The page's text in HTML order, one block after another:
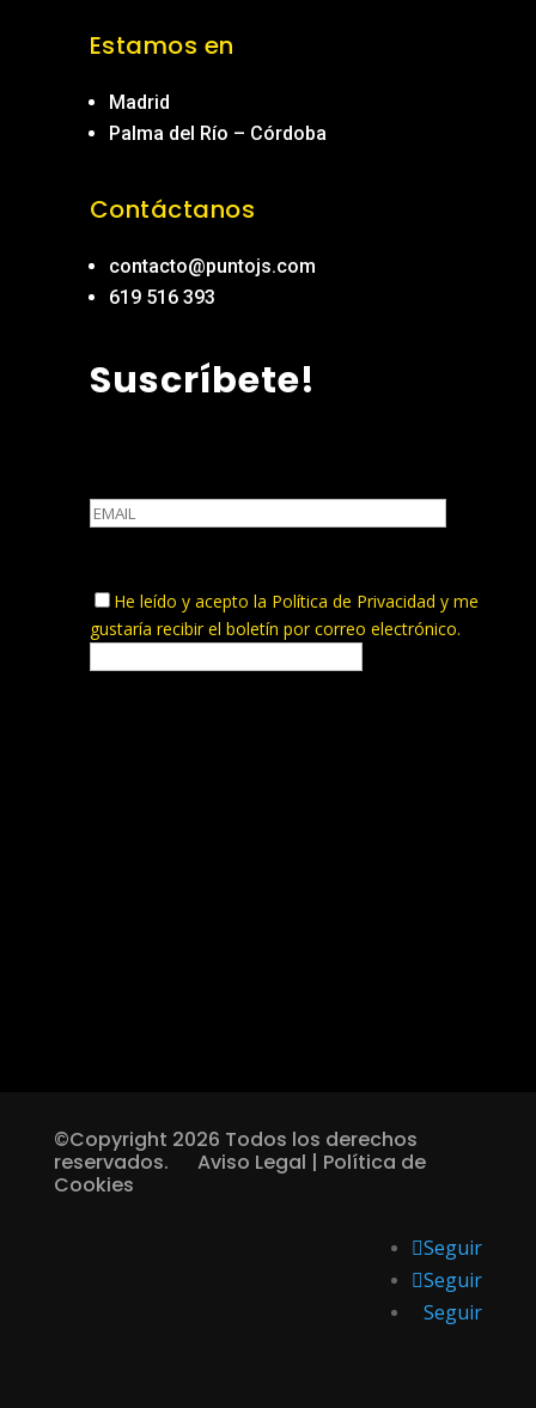
Estamos en
Madrid
Palma del Río – Córdoba
Contáctanos
contacto@puntojs.com
619 516 393
Suscríbete!
He leído y acepto la Política de Privacidad y me
gustaría recibir el boletín por correo electrónico.
©Copyright 2026 Todos los derechos
reservados. Aviso Legal | Política de
Cookies
Seguir
Seguir
Seguir